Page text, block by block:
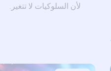
لأن السلوكيات لا تتغير.